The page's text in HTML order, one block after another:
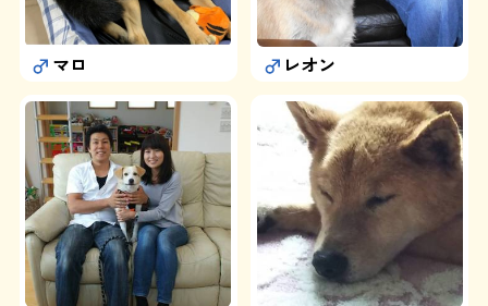
運営：藤和那須リゾート株式会社
マロ レオン